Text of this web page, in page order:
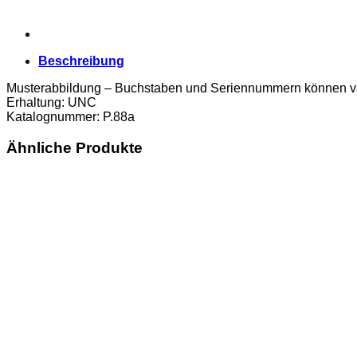
Beschreibung
Musterabbildung – Buchstaben und Seriennummern können
Erhaltung: UNC
Katalognummer: P.88a
Ähnliche Produkte